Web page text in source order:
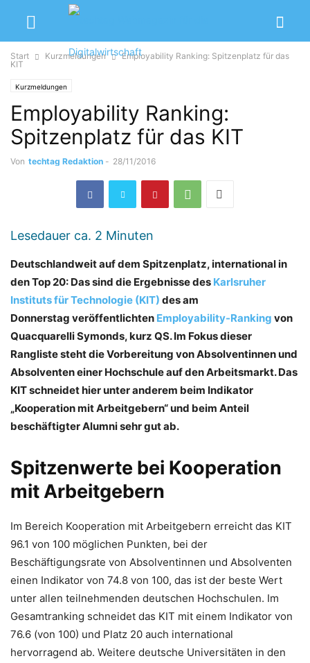
Start Kurzmeldungen
Employability Ranking: Spitzenplatz für das
KIT
Kurzmeldungen
Employability Ranking:
Spitzenplatz für das KIT
Von techtag Redaktion - 28/11/2016
Lesedauer ca. 2 Minuten
Deutschlandweit auf dem Spitzenplatz, international in
den Top 20: Das sind die Ergebnisse des Karlsruher
Instituts für Technologie (KIT) des am
Donnerstag veröffentlichten Employability-Ranking von
Quacquarelli Symonds, kurz QS. Im Fokus dieser
Rangliste steht die Vorbereitung von Absolventinnen und
Absolventen einer Hochschule auf den Arbeitsmarkt. Das
KIT schneidet hier unter anderem beim Indikator
„Kooperation mit Arbeitgebern“ und beim Anteil
beschäftigter Alumni sehr gut ab.
Spitzenwerte bei Kooperation
mit Arbeitgebern
Im Bereich Kooperation mit Arbeitgebern erreicht das KIT
96.1 von 100 möglichen Punkten, bei der
Beschäftigungsrate von Absolventinnen und Absolventen
einen Indikator von 74.8 von 100, das ist der beste Wert
unter allen teilnehmenden deutschen Hochschulen. Im
Gesamtranking schneidet das KIT mit einem Indikator von
76.6 (von 100) und Platz 20 auch international
hervorragend ab. Weitere deutsche Universitäten in den